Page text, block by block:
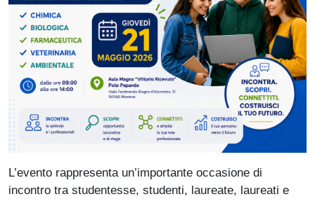
L’evento rappresenta un’importante occasione di
incontro tra studentesse, studenti, laureate, laureati e